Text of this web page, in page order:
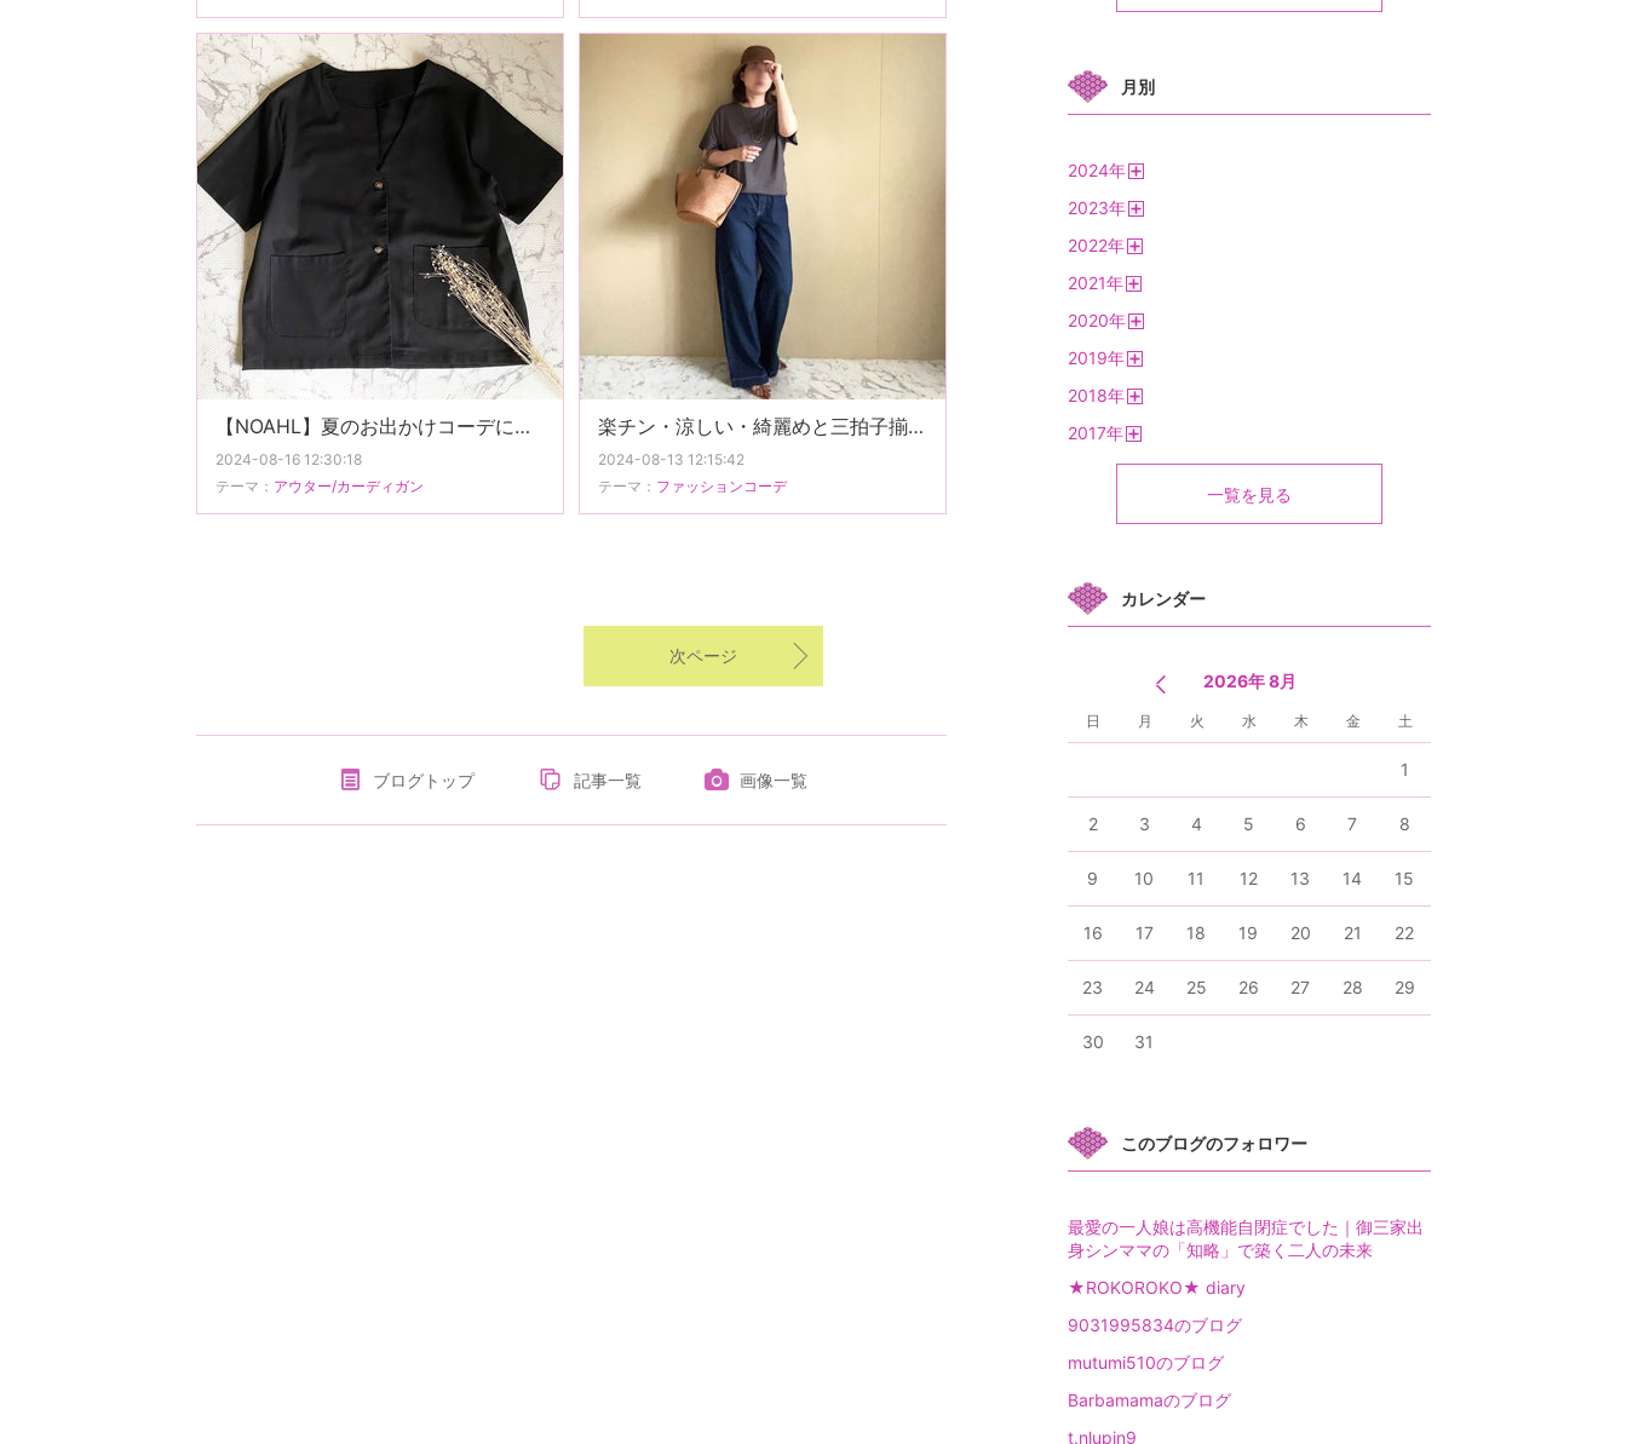
【NOAHL】夏のお出かけコーデに欠かせない涼しげリネンアイテム。
2024-08-16 12:30:18
テーマ： アウター/カーディガン
楽チン・涼しい・綺麗めと三拍子揃ったユニクロアイテムでプチプラカジュアルコーデ。
2024-08-13 12:15:42
テーマ： ファッションコーデ
次ページ
ブログトップ 記事一覧 画像一覧
月別
2024年
2023年
2022年
2021年
2020年
2019年
2018年
2017年
一覧を見る
カレンダー
2026年 8月
日 月 火 水 木 金 土
1
2 3 4 5 6 7 8
9 10 11 12 13 14 15
16 17 18 19 20 21 22
23 24 25 26 27 28 29
30 31
このブログのフォロワー
最愛の一人娘は高機能自閉症でした｜御三家出
身シンママの「知略」で築く二人の未来
★ROKOROKO★ diary
9031995834のブログ
mutumi510のブログ
Barbamamaのブログ
t.nlupin9